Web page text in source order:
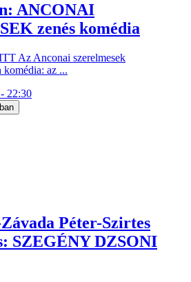
ANCONAI
zenés komédia
Az Anconai szerelmesek
komédia: az ...
22:30
Péter-Szirtes
SZEGÉNY DZSONI